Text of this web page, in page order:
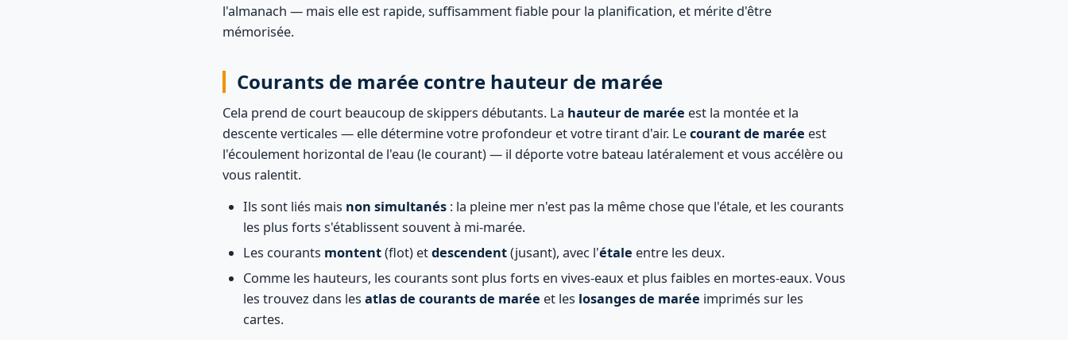
l'almanach — mais elle est rapide, suffisamment fiable pour la planification, et mérite d'être
mémorisée.
Courants de marée contre hauteur de marée
Cela prend de court beaucoup de skippers débutants. La hauteur de marée est la montée et la
descente verticales — elle détermine votre profondeur et votre tirant d'air. Lecourant de marée est
l'écoulement horizontal de l'eau (le courant) — il déporte votre bateau latéralement et vous accélère ou
vous ralentit.
Ils sont liés mais non simultanés : la pleine mer n'est pas la même chose que l'étale, et les courants
les plus forts s'établissent souvent à mi-marée.
Les courants montent(flot) etdescendent(jusant), avec l'étale entre les deux.
Comme les hauteurs, les courants sont plus forts en vives-eaux et plus faibles en mortes-eaux. Vous
les trouvez dans les atlas de courants de marée et les losanges de marée imprimés sur les
cartes.